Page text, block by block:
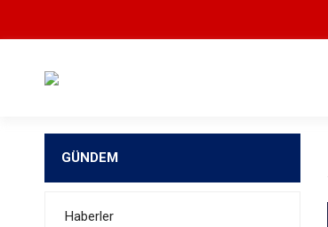
GÜNDEM
Haberler